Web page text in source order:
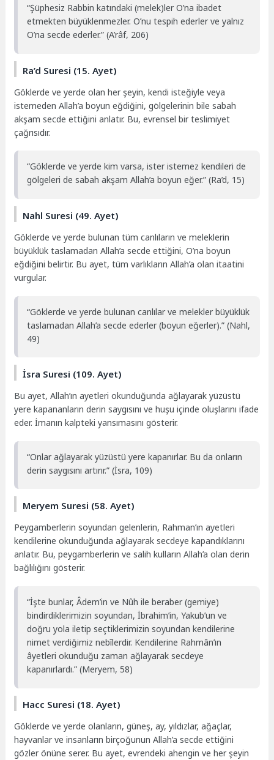
“Şüphesiz Rabbin katındaki (melek)ler O’na ibadet
etmekten büyüklenmezler. O’nu tespih ederler ve yalnız
O’na secde ederler.” (A’râf, 206)
Ra’d Suresi (15. Ayet)
Göklerde ve yerde olan her şeyin, kendi isteğiyle veya
istemeden Allah’a boyun eğdiğini, gölgelerinin bile sabah
akşam secde ettiğini anlatır. Bu, evrensel bir teslimiyet
çağrısıdır.
“Göklerde ve yerde kim varsa, ister istemez kendileri de
gölgeleri de sabah akşam Allah’a boyun eğer.” (Ra’d, 15)
Nahl Suresi (49. Ayet)
Göklerde ve yerde bulunan tüm canlıların ve meleklerin
büyüklük taslamadan Allah’a secde ettiğini, O’na boyun
eğdiğini belirtir. Bu ayet, tüm varlıkların Allah’a olan itaatini
vurgular.
“Göklerde ve yerde bulunan canlılar ve melekler büyüklük
taslamadan Allah’a secde ederler (boyun eğerler).” (Nahl,
49)
İsra Suresi (109. Ayet)
Bu ayet, Allah’ın ayetleri okunduğunda ağlayarak yüzüstü
yere kapananların derin saygısını ve huşu içinde oluşlarını ifade
eder. İmanın kalpteki yansımasını gösterir.
“Onlar ağlayarak yüzüstü yere kapanırlar. Bu da onların
derin saygısını artırır.” (İsra, 109)
Meryem Suresi (58. Ayet)
Peygamberlerin soyundan gelenlerin, Rahman’ın ayetleri
kendilerine okunduğunda ağlayarak secdeye kapandıklarını
anlatır. Bu, peygamberlerin ve salih kulların Allah’a olan derin
bağlılığını gösterir.
“İşte bunlar, Âdem’in ve Nûh ile beraber (gemiye)
bindirdiklerimizin soyundan, İbrahim’in, Yakub’un ve
doğru yola iletip seçtiklerimizin soyundan kendilerine
nimet verdiğimiz nebîlerdir. Kendilerine Rahmân’ın
âyetleri okunduğu zaman ağlayarak secdeye
kapanırlardı.” (Meryem, 58)
Hacc Suresi (18. Ayet)
Göklerde ve yerde olanların, güneş, ay, yıldızlar, ağaçlar,
hayvanlar ve insanların birçoğunun Allah’a secde ettiğini
gözler önüne serer. Bu ayet, evrendeki ahengin ve her şeyin